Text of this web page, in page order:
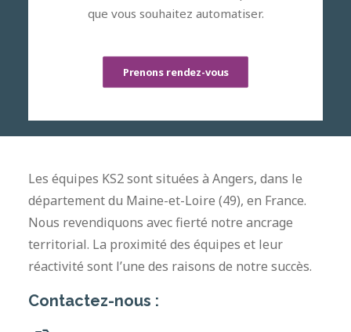
que vous souhaitez automatiser.
Prenons rendez-vous
Les équipes KS2 sont situées à Angers, dans le
département du Maine-et-Loire (49), en France.
Nous revendiquons avec fierté notre ancrage
territorial. La proximité des équipes et leur
réactivité sont l’une des raisons de notre succès.
Contactez-nous :